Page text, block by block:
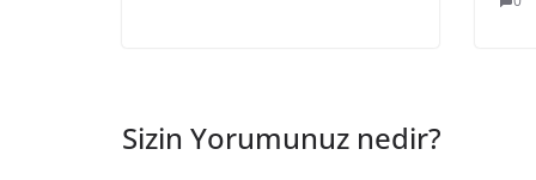
Sizin Yorumunuz nedir?